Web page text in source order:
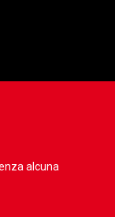
alcuna